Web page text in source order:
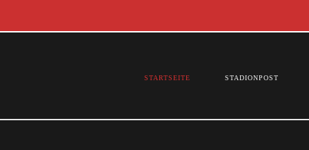
STARTSEITE STADIONPOST